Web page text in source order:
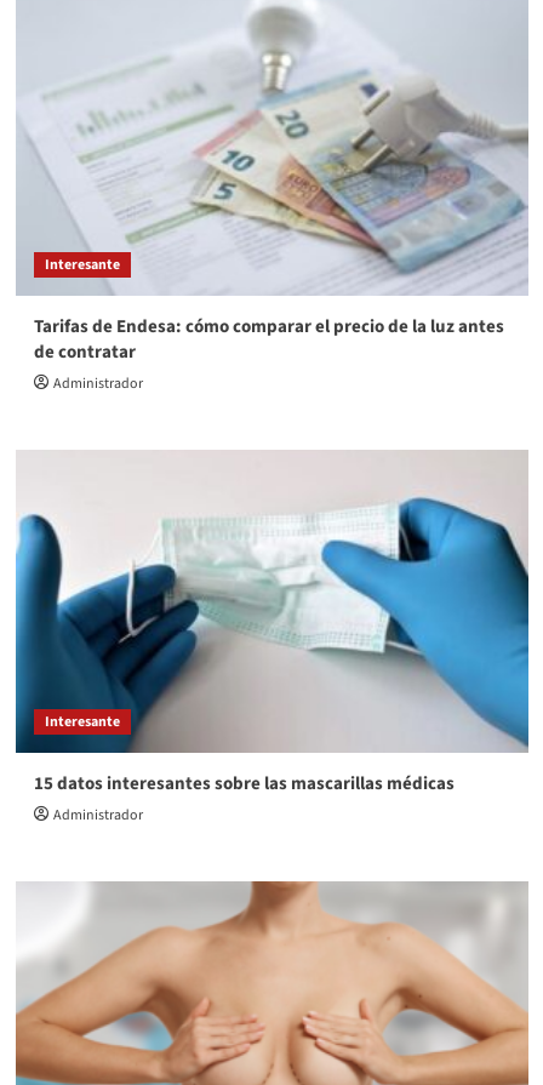
Interesante
Tarifas de Endesa: cómo comparar el precio de la luz antes
de contratar
Administrador
Interesante
15 datos interesantes sobre las mascarillas médicas
Administrador